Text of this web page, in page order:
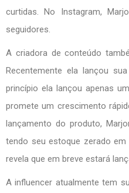
curtidas. No Instagram,
seguidores.
A criadora de conteúdo
Recentemente ela lançou
princípio ela lançou apenas
promete um crescimento
lançamento do produto,
tendo seu estoque zerado
revela que em breve estará
A influencer atualmente tem